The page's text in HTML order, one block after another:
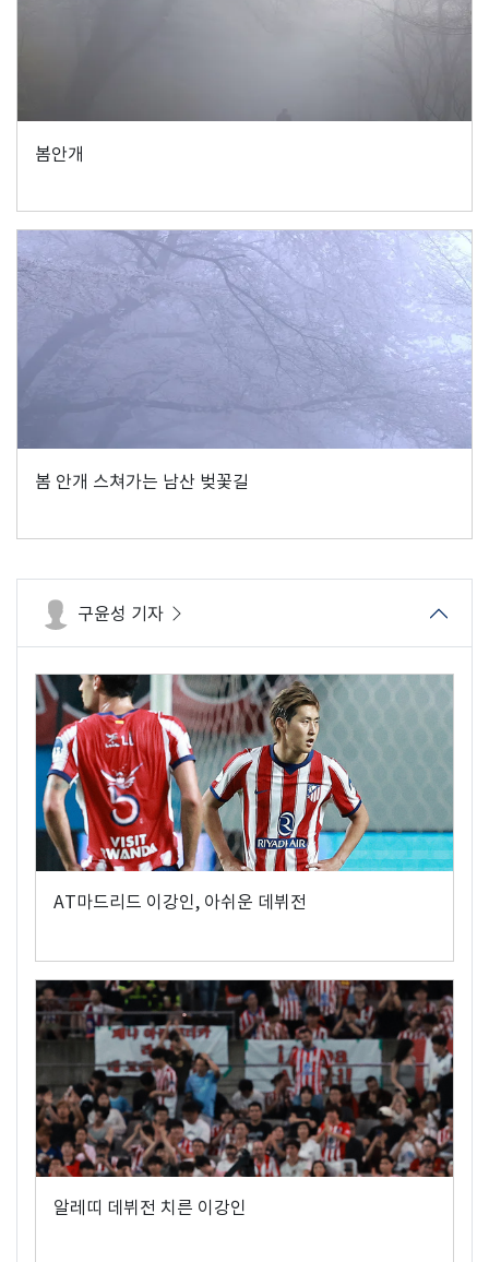
봄안개
봄 안개 스쳐가는 남산 벚꽃길
구윤성 기자
AT마드리드 이강인, 아쉬운 데뷔전
알레띠 데뷔전 치른 이강인